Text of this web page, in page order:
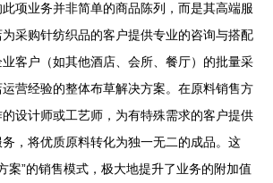
项业务并非简单的商品陈列，而是其高端服
采购针纺织品的客户提供专业的咨询与搭配
客户（如其他酒店、会所、餐厅）的批量采
营经验的整体布草解决方案。在原料销售方
设计师或工艺师，为有特殊需求的客户提供
，将优质原料转化为独一无二的成品。这
案”的销售模式，极大地提升了业务的附加值